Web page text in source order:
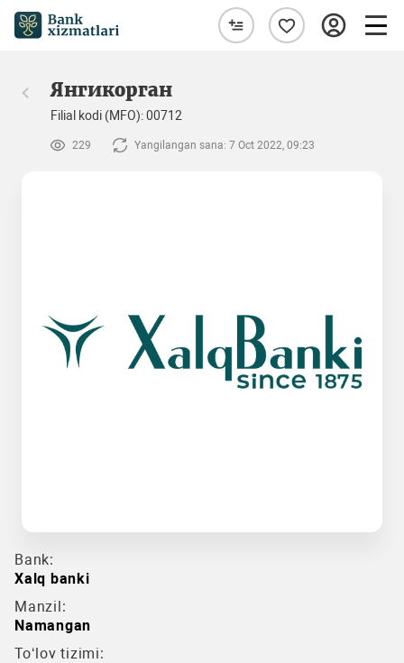
Янгикорган
Filial kodi (MFO): 00712
229 Yangilangan sana: 7 Oct 2022, 09:23
Bank:
Xalq banki
Manzil:
Namangan
To‘lov tizimi: